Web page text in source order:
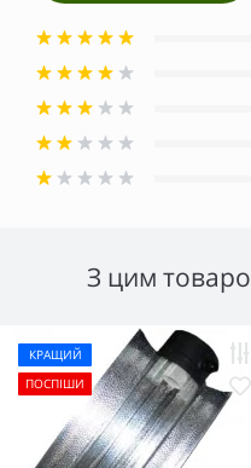
З цим
КРАЩИЙ
ПОСПІШИ